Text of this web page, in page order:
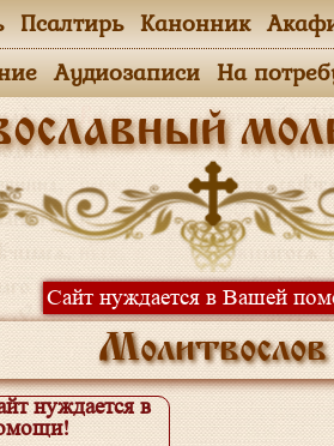
Сайт нуждается в Вашей
Молитвослов
Псалтирь Канонник
Аудиозаписи На
нуждается в